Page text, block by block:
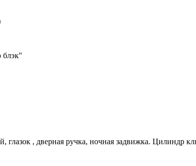
блэк"
, дверная ручка, ночная задвижка. Цилиндр